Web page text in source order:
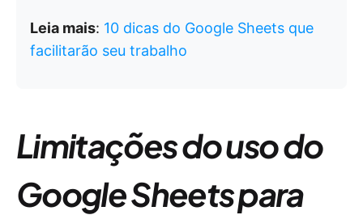
Leia mais: 10 dicas do Google Sheets que
facilitarão seu trabalho
Limitações do uso do
Google Sheets para